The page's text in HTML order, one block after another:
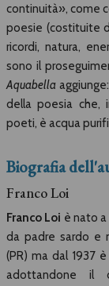
continuità», come
poesie (costituite
ricordi, natura,
sono il
Aquabella
della poesia che,
poeti, è acqua
Biografia
Franco Loi
Franco Loi è nato a
da padre sardo e
(PR) ma dal 1937
adottandone il